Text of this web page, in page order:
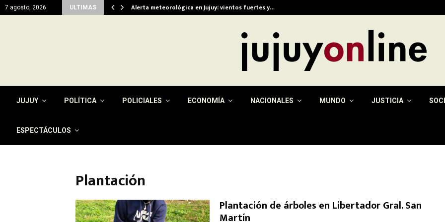
7 agosto, 2026 ULTIMAS Alerta meteorológica en Jujuy: vientos fuertes y…
JUJUY POLÍTICA POLICIALES ECONOMÍA NACIONALES MUNDO JUSTICIA
ESPECTÁCULOS
Plantación
Plantación de árboles en Libertador Gral. San
Martín